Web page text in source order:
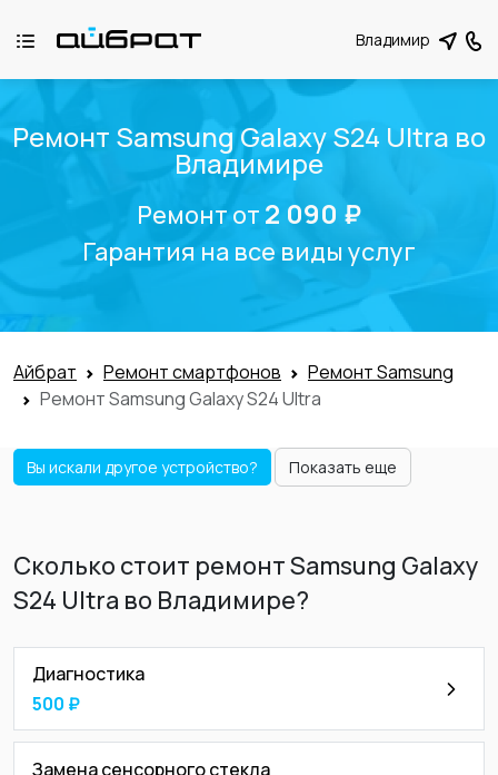
Владимир
Ремонт Samsung Galaxy S24 Ultra во
Владимире
Ремонт от 2 090 ₽
Гарантия на все виды услуг
Айбрат Ремонт смартфонов
Ремонт Samsung
Ремонт Samsung Galaxy S24 Ultra
Вы искали другое устройство? Показать еще
Сколько стоит ремонт Samsung Galaxy
S24 Ultra во Владимире?
Диагностика
500 ₽
Замена сенсорного стекла